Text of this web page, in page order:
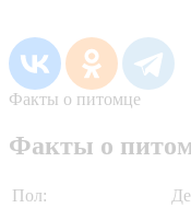
Факты о питомце
Факты о
Пол: